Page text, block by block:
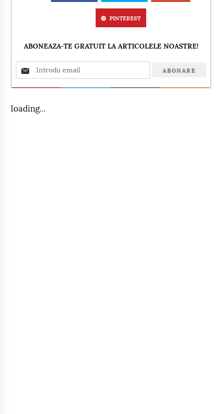
PINTEREST
ABONEAZA-TE GRATUIT LA ARTICOLELE NOASTRE!
loading...